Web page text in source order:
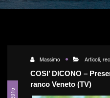
Massimo Articoli,
COSI’ DICONO –
ranco Veneto (TV)